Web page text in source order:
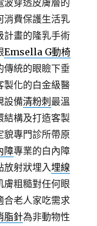
波穿透皮膚層的
消費保護生活乳
計畫的隆乳手術
Emsella G動椅
傳統的眼瞼下垂
製化的白金級醫
設備清粉刺 最溫
結構及打造客製
貌專門診所帶原
障專業的白內障
放射狀埋入埋線
膚粗糙對任何眼
合老人家吃需求
脂針為非動物性